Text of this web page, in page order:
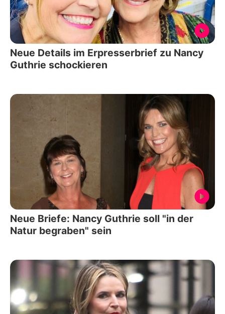
Neue Details im Erpresserbrief zu Nancy
Guthrie schockieren
Neue Briefe: Nancy Guthrie soll "in der
Natur begraben" sein